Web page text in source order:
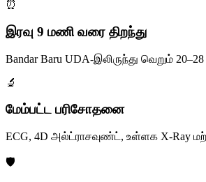
⏰
இரவு 9 மணி வரை திறந்து
Bandar Baru UDA-இலிருந்து வெறும்
🔬
மேம்பட்ட பரிசோதனை
ECG, 4D அல்ட்ராசவுண்ட், உள்ளக X-Ray
🛡️